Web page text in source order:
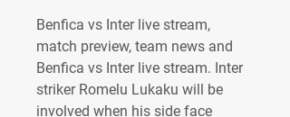
Benfica vs Inter live stream,
match preview, team news and
Benfica vs Inter live stream. Inter
striker Romelu Lukaku will be
involved when his side face